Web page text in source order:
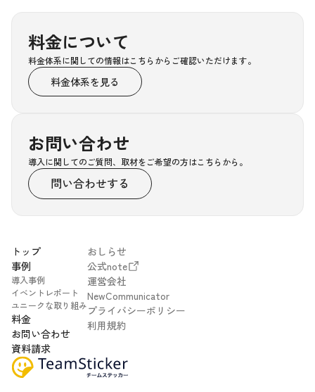
料金について
料金体系に関しての情報はこちらからご確認いただけます。
料金体系を見る
お問い合わせ
導入に関してのご質問、取材をご希望の方はこちらから。
問い合わせする
トップ
事例
導入事例
イベントレポート
ユニークな取り組み
料金
お問い合わせ
資料請求
おしらせ
公式note
運営会社
NewCommunicator
プライバシーポリシー
利用規約